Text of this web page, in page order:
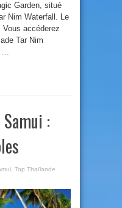
Garden, situé
Nim Waterfall. Le
accéderez
Tar Nim
...
Samui :
, Top Thaïlande